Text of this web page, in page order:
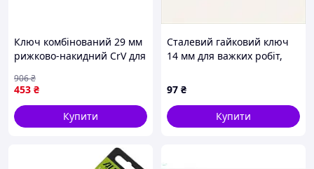
Ключ комбінований 29 мм
рижково-накидний CrV для
автомобілів
453 ₴
906₴
Купити
Сталевий гайковий ключ
14 мм для важких робіт,
97 ₴
Купити